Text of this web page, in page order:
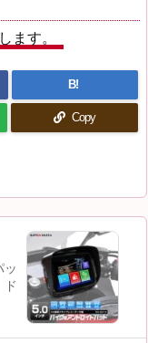
ます。
B!
Copy
ッ
ド